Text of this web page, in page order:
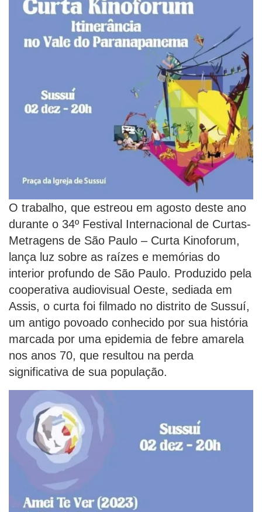
O trabalho, que estreou em agosto deste ano
durante o 34º Festival Internacional de Curtas-
Metragens de São Paulo – Curta Kinoforum,
lança luz sobre as raízes e memórias do
interior profundo de São Paulo. Produzido pela
cooperativa audiovisual Oeste, sediada em
Assis, o curta foi filmado no distrito de Sussuí,
um antigo povoado conhecido por sua história
marcada por uma epidemia de febre amarela
nos anos 70, que resultou na perda
significativa de sua população.